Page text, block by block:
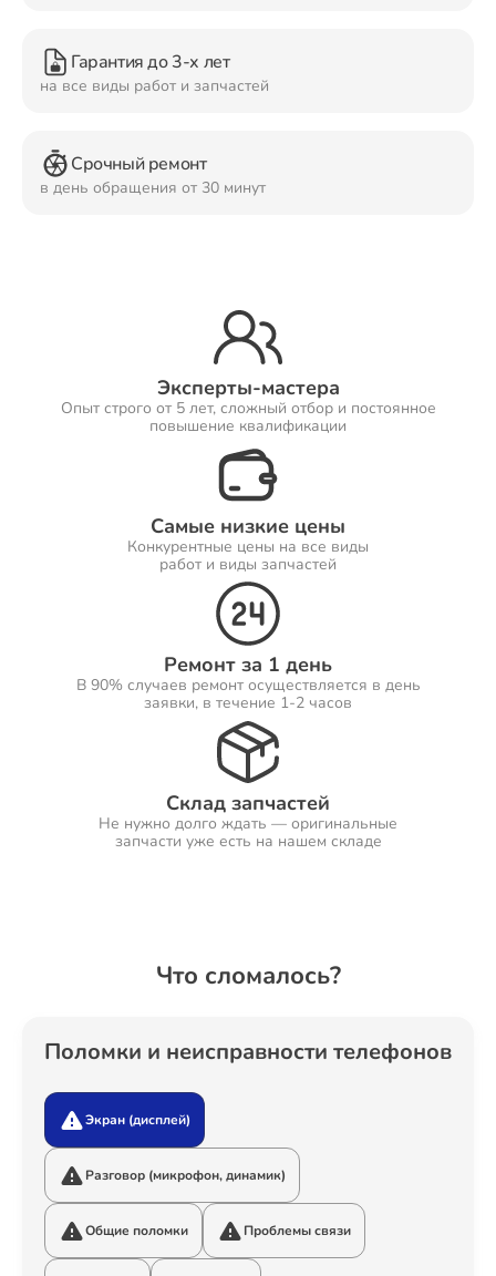
Гарантия до 3-х лет
на все виды работ и запчастей
Срочный ремонт
в день обращения от 30 минут
Эксперты-мастера
Опыт строго от 5 лет, сложный отбор и постоянное
повышение квалификации
Самые низкие цены
Конкурентные цены на все виды
работ и виды запчастей
Ремонт за 1 день
В 90% случаев ремонт осуществляется в день
заявки, в течение 1-2 часов
Склад запчастей
Не нужно долго ждать — оригинальные
запчасти уже есть на нашем складе
Что сломалось?
Поломки и неисправности телефонов
Экран (дисплей)
Разговор (микрофон, динамик)
Общие поломки Проблемы связи
Ремонт Принтеров
Ремонт Саундбаров
Ремонт VR систем
Ремонт Сабвуферов
Ремонт Посудомоечных машин
Ремонт Холодильников
Ремонт Варочных панелей
Ремонт Акустических систем
Ремонт Видеостен